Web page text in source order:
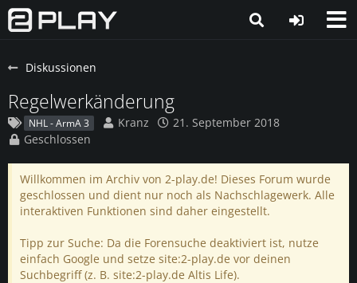
Diskussionen
Regelwerkänderung
NHL - ArmA 3 Kranz
21. September 2018
Geschlossen
Willkommen im Archiv von 2-play.de! Dieses Forum wurde
geschlossen und dient nur noch als Nachschlagewerk. Alle
interaktiven Funktionen sind daher eingestellt.
Tipp zur Suche: Da die Forensuche deaktiviert ist, nutze
einfach Google und setze site:2-play.de vor deinen
Suchbegriff (z. B. site:2-play.de Altis Life).